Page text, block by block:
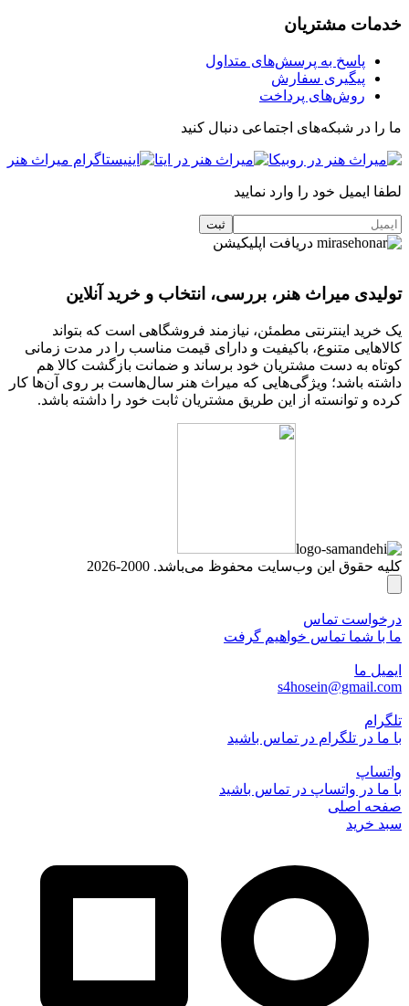
خدمات مشتریان
پاسخ به پرسش‌های متداول
پیگیری سفارش
روش‌های پرداخت
ما را در شبکه‌های اجتماعی دنبال کنید
لطفا ایمیل خود را وارد نمایید
دریافت اپلیکیشن
تولیدی میراث هنر، بررسی، انتخاب و خرید آنلاین
یک خرید اینترنتی مطمئن، نیازمند فروشگاهی است که بتواند
کالاهایی متنوع، باکیفیت و دارای قیمت مناسب را در مدت زمانی
کوتاه به دست مشتریان خود برساند و ضمانت بازگشت کالا هم
داشته باشد؛ ویژگی‌هایی که میراث هنر سال‌هاست بر روی آن‌ها کار
کرده و توانسته از این طریق مشتریان ثابت خود را داشته باشد.
کلیه حقوق این وب‌سایت محفوظ می‌باشد. 2000-2026
درخواست تماس
ما با شما تماس خواهیم گرفت
ایمیل ما
s4hosein@gmail.com
تلگرام
با ما در تلگرام در تماس باشید
واتساپ
با ما در واتساپ در تماس باشید
صفحه اصلی
سبد خرید